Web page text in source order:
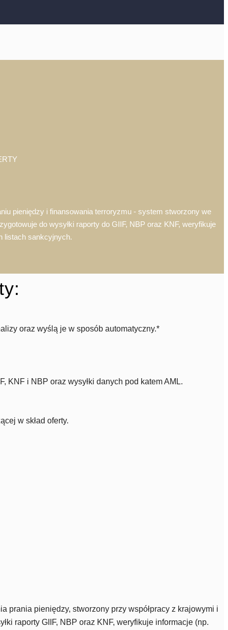
pieniędzy i finansowania terroryzmu - system stworzony we
do wysyłki raporty do GIIF, NBP oraz KNF, weryfikuje
listach sankcyjnych.
oraz wyślą je w sposób automatyczny.*
KNF i NBP oraz wysyłki danych pod katem AML.
w skład oferty.
prania pieniędzy, stworzony przy współpracy z krajowymi i
raporty GIIF, NBP oraz KNF, weryfikuje informacje (np.